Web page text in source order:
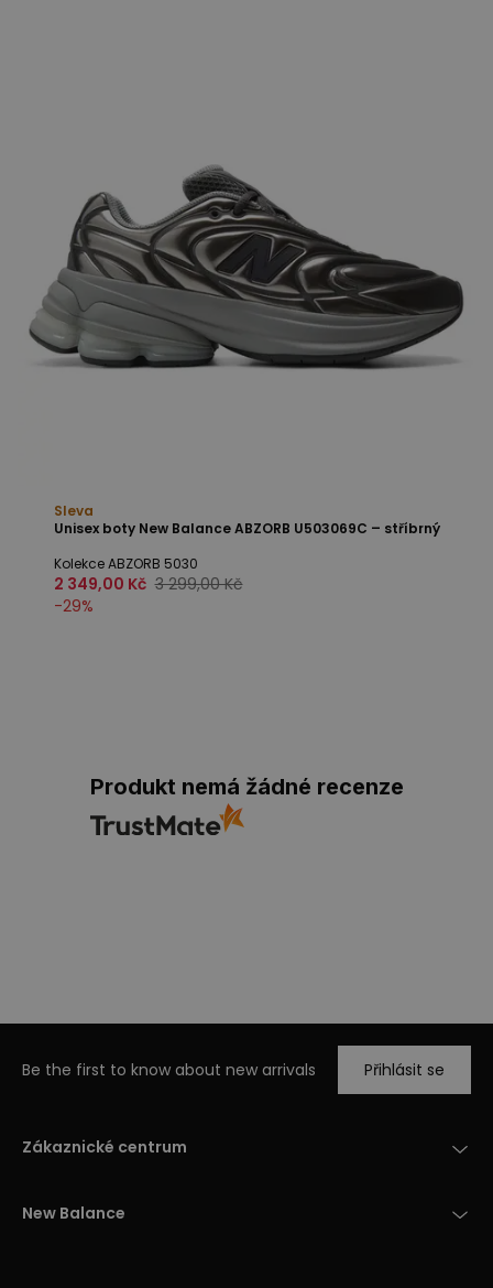
Sleva
Unisex boty New Balance ABZORB U503069C – stříbrný
Kolekce ABZORB 5030
2 349,00 Kč 3 299,00 Kč
-29%
Produkt nemá žádné recenze
Be the first to know about new arrivals Přihlásit se
Zákaznické centrum
New Balance